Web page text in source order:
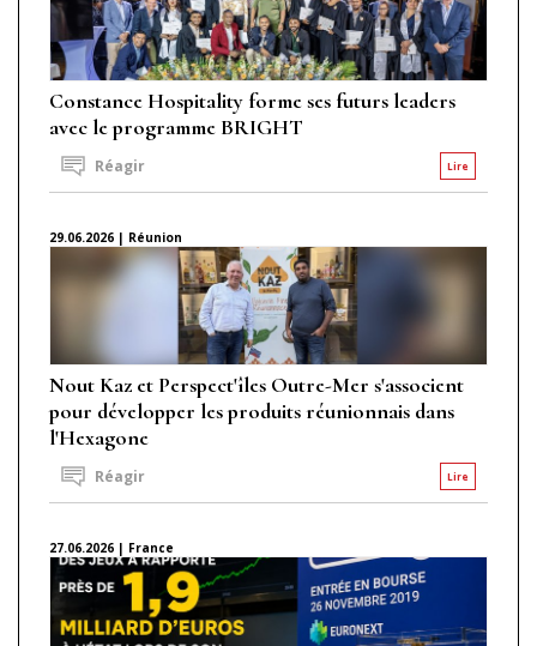
Constance Hospitality forme ses futurs leaders
avec le programme BRIGHT
Lire
Réagir
29.06.2026 | Réunion
Nout Kaz et Perspect'îles Outre-Mer s'associent
pour développer les produits réunionnais dans
l'Hexagone
Lire
Réagir
27.06.2026 | France